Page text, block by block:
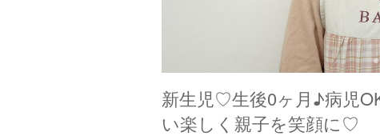
新生児♡生後0ヶ月♪病児
い楽しく親子を笑顔に♡